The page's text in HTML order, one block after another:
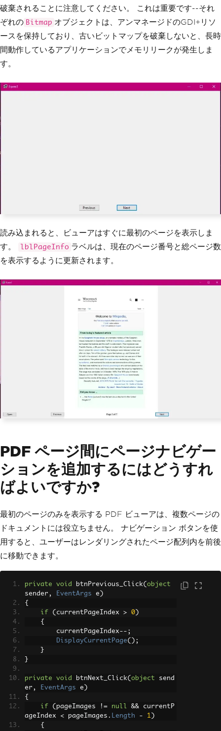
if
(pageImages == null || pageImag
es . Length == 0 return
// Convert AnyBitmap to System.Dra
wing.Bitmap for PictureBox
    pictureBoxPdf
.Image?.Dispose();
破棄されることに注意してください。 これは重要です--それ
ぞれの Bitmap オブジェクトは、アンマネージドのGDI+リソ
ースを保持しており、古いビットマップを破棄しないと、長時
間動作しているアプリケーションでメモリリークが発生しま
す。
読み込まれると、ビューアはすぐに最初のページを表示しま
す。
lblPageInfo ラベルは、現在のページ番号と総ページ数
を表示するように更新されます。
PDF ページ間にページナビゲー
ションを追加するにはどうすれ
ばよいですか?
最初のページのみを表示する PDF ビューアは、複数ページの
ドキュメントには役立ちません。 ナビゲーション ボタンを使
用すると、ユーザーはレンダリングされたページ配列内を前後
に移動できます。
private void btnPrevious_Click( object
sender , EventArgs e )
{
if
( currentPageIndex > 0 )
{
        currentPageIndex
--;
DisplayCurrentPage();
}
}
private void btnNext_Click( object send
er , EventArgs e )
{
if
( pageImages != null && currentP
ageIndex < pageImages . Length - 1 )
{